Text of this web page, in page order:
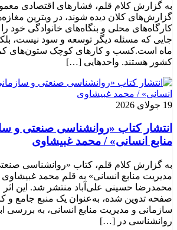
به گزارش کلام قلم، فشارهای اقتصادی
گزارش‌های کلان دیده شوند، در ویترین
کارگاه‌های محلی و بنگاه‌های خانوادگی خود
جایی که مسئله دیگر توسعه و سود نیست، بلکه
ماه است.کسب‌ و کارهای کوچک ستون‌های
کشور هستند. واحدهایی […]
19 جولای 2026
انتشار کتاب «روانشناسی صنعتی و
منابع انسانی» / محمد غبیشاوی
به گزارش کلام قلم، کتاب «روانشناسی
مدیریت منابع انسانی» به قلم محمد غبیشاوی
صفحه تدوین شده، به‌عنوان یک منبع جامع و
سازمانی و مدیریت منابع انسانی، به بررسی
روانشناسی در […]